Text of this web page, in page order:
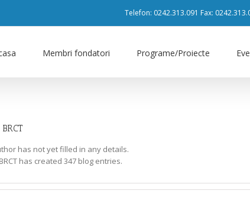
Telefon: 0242.313.091 Fax:
Membri fondatori Programe/Proiecte
BRCT
has not yet filled in any details.
has created 347 blog entries.